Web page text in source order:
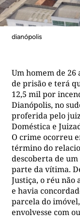
dianópolis
Um homem de 26
de prisão e terá
12,5 mil por
Dianópolis, no
proferida pelo
Doméstica e
O crime ocorreu
término do
descoberta de
parte da vítima.
Justiça, o réu
e havia
parcela do
envolvesse com